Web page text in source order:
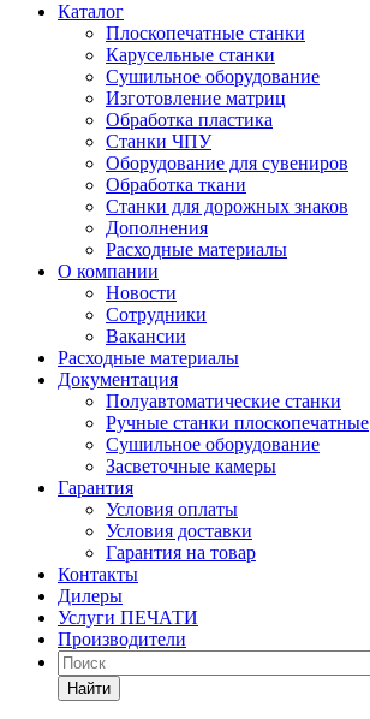
Каталог
Плоскопечатные станки
Карусельные станки
Сушильное оборудование
Изготовление матриц
Обработка пластика
Станки ЧПУ
Оборудование для сувениров
Обработка ткани
Станки для дорожных знаков
Дополнения
Расходные материалы
О компании
Новости
Сотрудники
Вакансии
Расходные материалы
Документация
Полуавтоматические станки
Ручные станки плоскопечатные
Сушильное оборудование
Засветочные камеры
Гарантия
Условия оплаты
Условия доставки
Гарантия на товар
Контакты
Дилеры
Услуги ПЕЧАТИ
Производители
Найти